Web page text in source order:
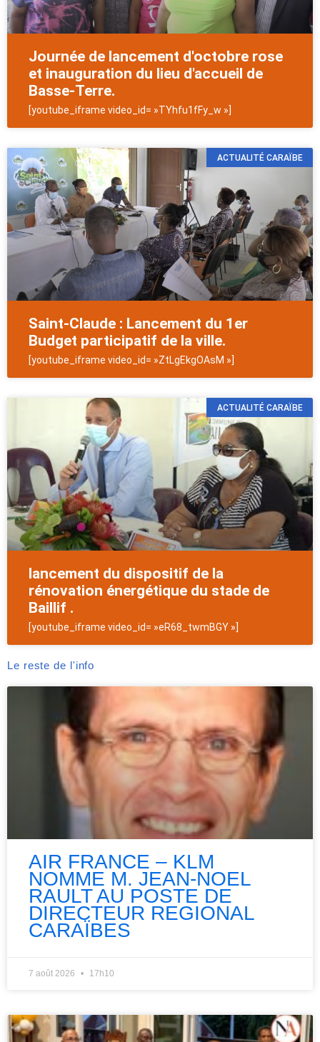
Journée de lancement d'octobre rose
et inauguration du lieu d'accueil de
Basse-Terre.
[youtube_iframe video_id= »TYhfu1fFy_w »]
ACTUALITÉ CARAÏBE
Saint-Claude : Lancement du 1er
Budget participatif de la ville.
[youtube_iframe video_id= »ZtLgEkgOAsM »]
ACTUALITÉ CARAÏBE
lancement du dispositif de la
rénovation énergétique du stade de
Baillif .
[youtube_iframe video_id= »eR68_twmBGY »]
Le reste de l'info
AIR FRANCE – KLM
NOMME M. JEAN-NOEL
RAULT AU POSTE DE
DIRECTEUR REGIONAL
CARAÏBES
7 août 2026 17h10